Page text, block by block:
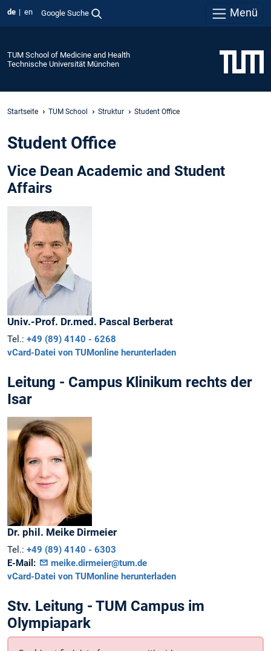
de en Google Suche Menü
TUM School of Medicine and Health
Technische Universität München
Startseite TUM School Struktur Student Office
Student Office
Vice Dean Academic and Student
Affairs
Univ.-Prof. Dr.med. Pascal Berberat
Tel.: +49 (89) 4140 - 6268
vCard-Datei von TUMonline herunterladen
Leitung - Campus Klinikum rechts der
Isar
Dr. phil. Meike Dirmeier
Tel.: +49 (89) 4140 - 6303
E-Mail:
meike.dirmeier@tum.de
vCard-Datei von TUMonline herunterladen
Stv. Leitung - TUM Campus im
Olympiapark